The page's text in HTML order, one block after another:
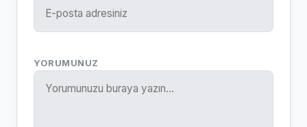
YORUMUNUZ